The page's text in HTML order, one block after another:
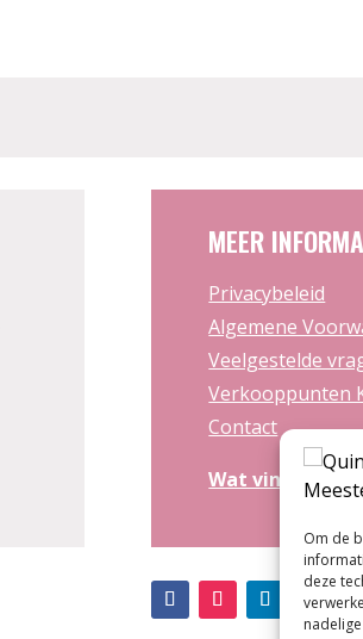
Om de
deze
MEER
Privacybeleid
Algemene
Veelgestelde
Verkooppunten
Contact
Wat vinden zij